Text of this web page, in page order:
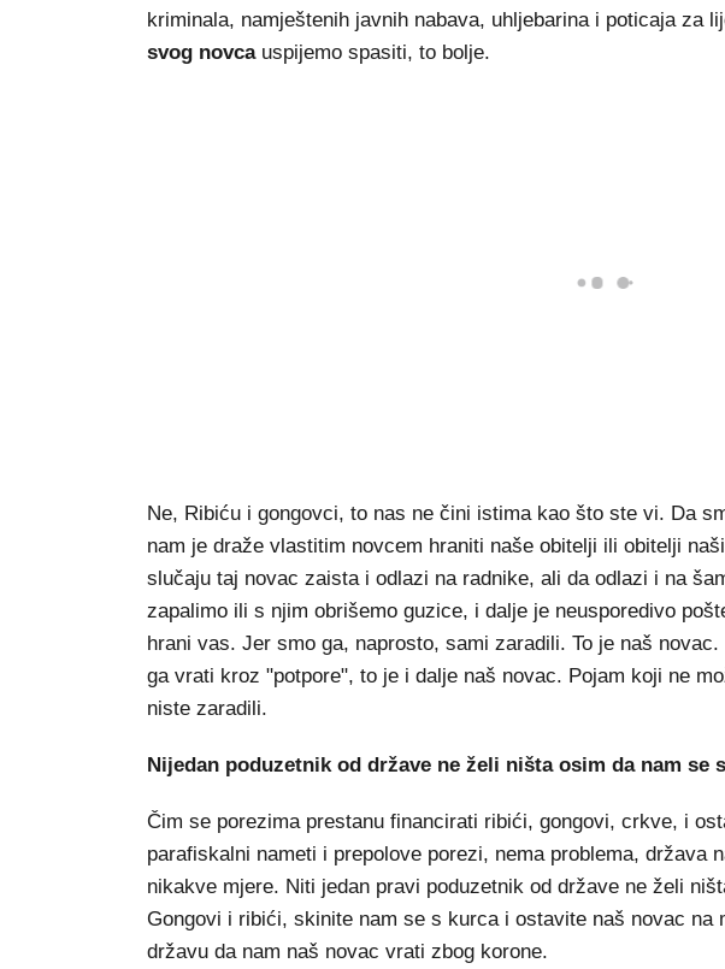
kriminala, namještenih javnih nabava, uhljebarina i poticaja za
svog novcauspijemo spasiti, to bolje.
Ne, Ribiću i gongovci, to nas ne čini istima kao što ste vi. Da
nam je draže vlastitim novcem hraniti naše obitelji ili obitelji
slučaju taj novac zaista i odlazi na radnike, ali da odlazi i na
zapalimo ili s njim obrišemo guzice, i dalje je neusporedivo
hrani vas. Jer smo ga, naprosto, sami zaradili. To je naš
ga vrati kroz "potpore", to je i dalje naš novac. Pojam koji ne
niste zaradili.
Nijedan poduzetnik od države ne želi ništa osim da nam se
Čim se porezima prestanu financirati ribići, gongovi, crkve, i
parafiskalni nameti i prepolove porezi, nema problema, država
nikakve mjere. Niti jedan pravi poduzetnik od države ne želi
Gongovi i ribići, skinite nam se s kurca i ostavite naš novac na
državu da nam naš novac vrati zbog korone.